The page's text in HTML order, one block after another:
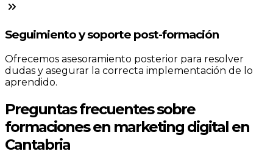
Seguimiento y soporte post-formación
Ofrecemos asesoramiento posterior para resolver
dudas y asegurar la correcta implementación de lo
aprendido.
Preguntas frecuentes sobre
formaciones en marketing digital en
Cantabria